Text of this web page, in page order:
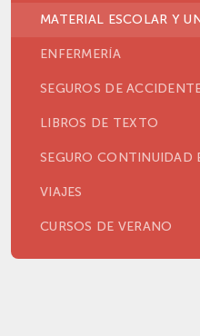
MATERIAL ESCOLAR Y
ENFERMERÍA
SEGUROS DE
LIBROS DE TEXTO
SEGURO CONTINUIDAD
VIAJES
CURSOS DE VERANO